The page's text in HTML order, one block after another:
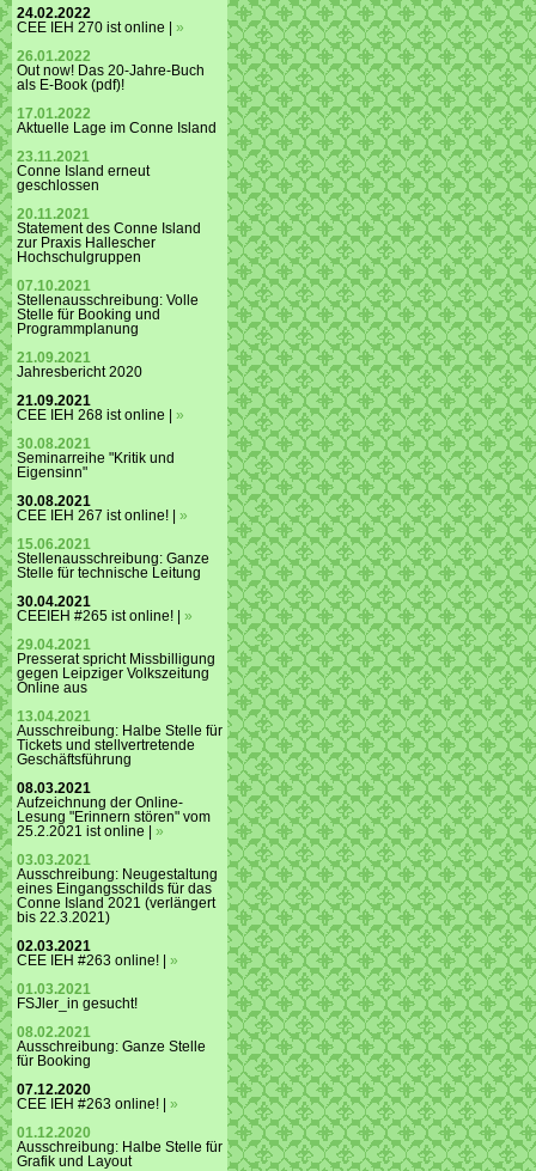
24.02.2022
CEE IEH 270 ist online | »
26.01.2022
Out now! Das 20-Jahre-Buch
als E-Book (pdf)!
17.01.2022
Aktuelle Lage im Conne Island
23.11.2021
Conne Island erneut
geschlossen
20.11.2021
Statement des Conne Island
zur Praxis Hallescher
Hochschulgruppen
07.10.2021
Stellenausschreibung: Volle
Stelle für Booking und
Programmplanung
21.09.2021
Jahresbericht 2020
21.09.2021
CEE IEH 268 ist online | »
30.08.2021
Seminarreihe "Kritik und
Eigensinn"
30.08.2021
CEE IEH 267 ist online! | »
15.06.2021
Stellenausschreibung: Ganze
Stelle für technische Leitung
30.04.2021
CEEIEH #265 ist online! | »
29.04.2021
Presserat spricht Missbilligung
gegen Leipziger Volkszeitung
Online aus
13.04.2021
Ausschreibung: Halbe Stelle für
Tickets und stellvertretende
Geschäftsführung
08.03.2021
Aufzeichnung der Online-
Lesung "Erinnern stören" vom
25.2.2021 ist online | »
03.03.2021
Ausschreibung: Neugestaltung
eines Eingangsschilds für das
Conne Island 2021 (verlängert
bis 22.3.2021)
02.03.2021
CEE IEH #263 online! | »
01.03.2021
FSJler_in gesucht!
08.02.2021
Ausschreibung: Ganze Stelle
für Booking
07.12.2020
CEE IEH #263 online! | »
01.12.2020
Ausschreibung: Halbe Stelle für
Grafik und Layout